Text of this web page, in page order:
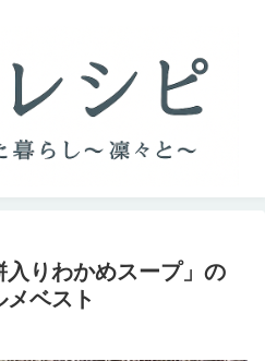
入りわかめスープ」の
ベスト